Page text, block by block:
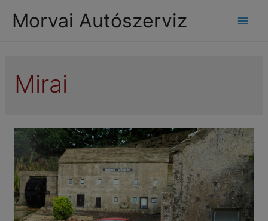
Morvai Autószerviz
Mirai